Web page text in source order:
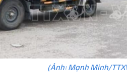
(Ảnh: Mạnh Minh/